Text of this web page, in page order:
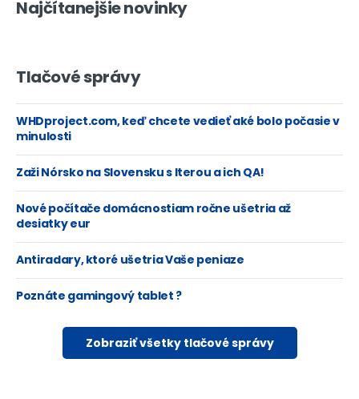
Najčítanejšie novinky
Tlačové správy
WHDproject.com, keď chcete vedieť aké bolo počasie v
minulosti
Zaži Nórsko na Slovensku s Iterou a ich QA!
Nové počítače domácnostiam ročne ušetria až
desiatky eur
Antiradary, ktoré ušetria Vaše peniaze
Poznáte gamingový tablet ?
Zobraziť všetky tlačové správy